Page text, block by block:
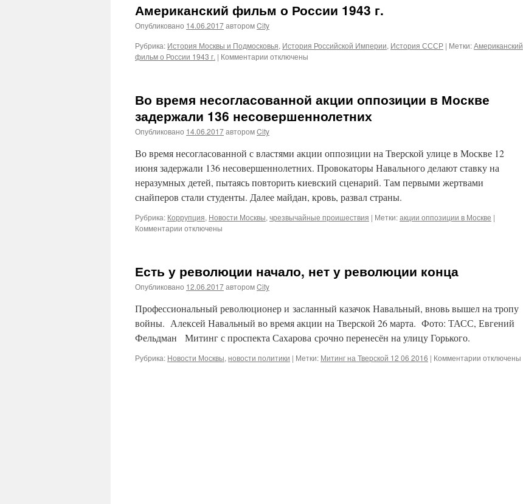
Куда
пришли?
Что
дальше
?
Американский фильм о России 1943 г.
Опубликовано 14.06.2017авторомCity
Рубрика: История Москвы и Подмосковья, История Российской Империи, История СССР | Метки:Американский
фильм о России 1943 г. | Комментарии к
о
1943
г.
отключены
Во время несогласованной акции оппозиции в Москве
задержали 136 несовершеннолетних
Опубликовано 14.06.2017авторомCity
Во время несогласованной с властями акции оппозиции на Тверской улице в Москве 12
июня задержали 136 несовершеннолетних. Провокаторы Навального делают ставку на
неразумных детей, пытаясь повторить киевский сценарий. Там первыми жертвами
снайперов стали студенты. Далее майдан, кровь, развал страны.
Рубрика: Коррупция, Новости Москвы, чрезвычайные проишествия | Метки:акции оппозиции в Москве |
Комментарии к
несогласованной
акции
оппозиции
Москве
задержали
136
отключены
Есть у революции начало, нет у революции конца
Опубликовано 12.06.2017авторомCity
Профессиональный революционер и засланный казачок Навальный, вновь вышел на тропу
войны. Алексей Навальный во время акции на Тверской 26 марта. Фото: ТАСС, Евгений
Фельдман Митинг с проспекта Сахарова срочно перенесён на улицу Горького.
Рубрика: Новости Москвы, новости политики | Метки: Митинг на Тверской 12 06 2016 | Комментарии котключены